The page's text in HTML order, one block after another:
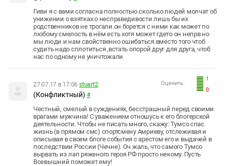
Гиви я с вами согласна полностью.сколько людей молчат об
унижении о взятках о несправедивости лишь бы их
родственников не трогали.он борется с ними как может по
любому смелость в нём есть хотя может гдето он непрв но
мы люди и нам свойственно ошибаться.вместo того чтоб
судить надо сплотиться ,встать опорой друг для друга, чтоб
нас по одному не уничтожали
1
0
Оценить:
27.07.17 в 17:06 stuart2
(Конфликтный) #
Честный, смелый в суждениях, бесстрашный перед своими
врагами мужчина! С уважением отношусь к его блогерской
деятельности. Чтобы не писать много, скажу: Тумсо спас
жизнь (в прямом смс) спортсмену Амриеву, отслеживая и
описывая в своем блоге события с арестом его и выдачей в
последствии России (Чечне). Оч жаль, что самого Тумсо
вырвать из лап ряженого героя РФ просто некому. Пусть
Всевышний поможет ему!